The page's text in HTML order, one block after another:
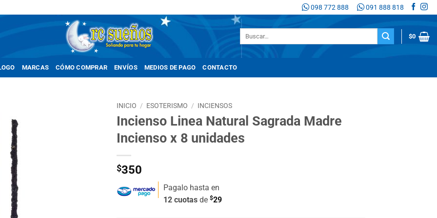
098 772 888 091 888 818
$0
MARCAS CÓMO COMPRAR ENVÍOS MEDIOS DE PAGO CONTACTO
INICIO / ESOTERISMO / INCIENSOS
Incienso Linea Natural Sagrada Madre
Incienso x 8 unidades
$350
Pagalo hasta en
12 cuotas de $29